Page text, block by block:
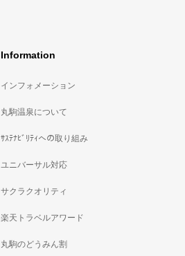
Information
インフォメーション
丸駒温泉について
ｻｽﾃﾅﾋﾞﾘﾃｨへの取り組み
ユニバーサル対応
サクラクオリティ
楽天トラベルアワード
丸駒のどうみん割